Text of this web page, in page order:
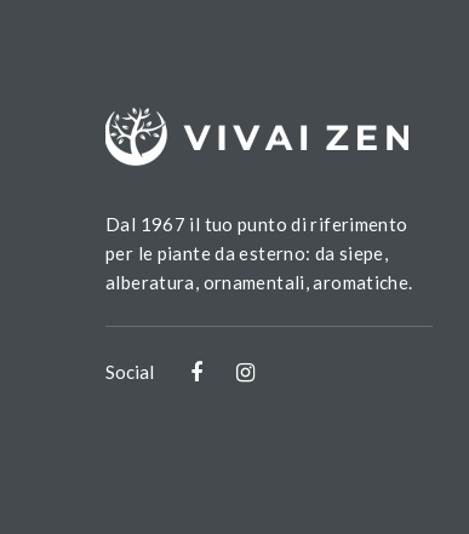
Dal 1967 il tuo punto di riferimento
per le piante da esterno: da siepe,
alberatura, ornamentali, aromatiche.
Social